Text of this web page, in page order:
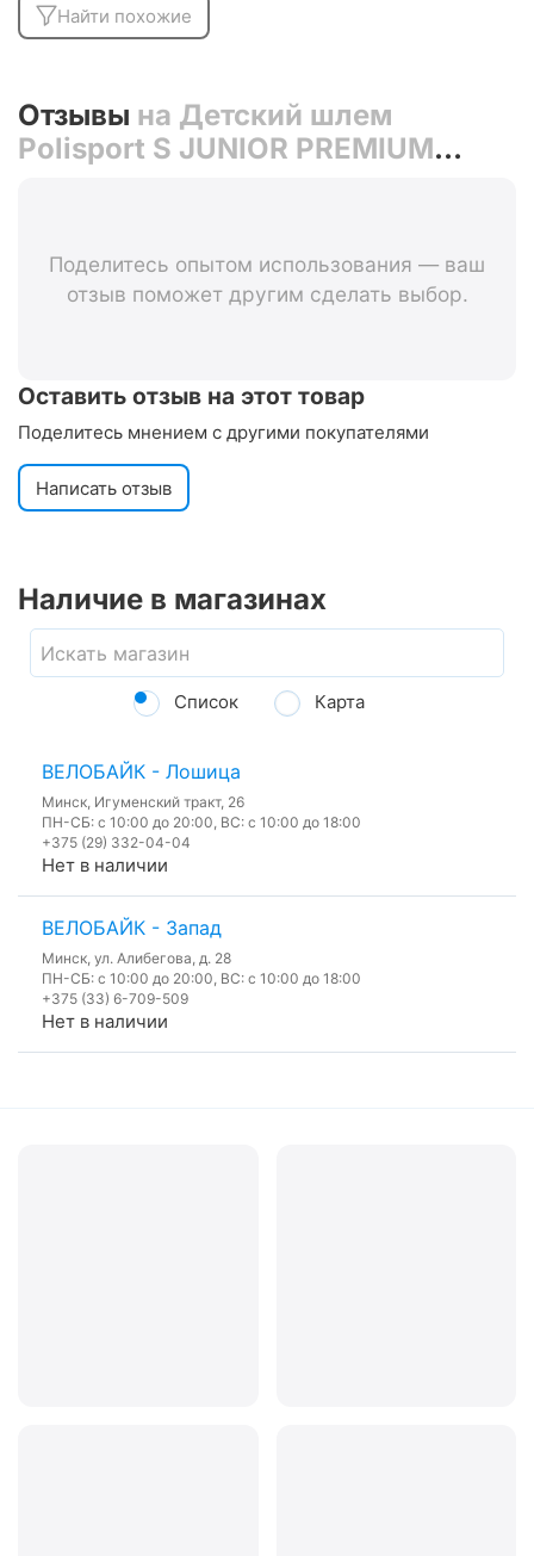
Найти похожие
Отзывы на Детский шлем
Polisport S JUNIOR PREMIUM
Поделитесь опытом использования — ваш
отзыв поможет другим сделать выбор.
Оставить отзыв на этот товар
Поделитесь мнением с другими покупателями
Написать отзыв
Наличие в магазинах
Список Карта
ВЕЛОБАЙК - Лошица
Минск, Игуменский тракт, 26
ПН-СБ: с 10:00 до 20:00, ВС: с 10:00 до 18:00
+375 (29) 332-04-04
Нет в наличии
ВЕЛОБАЙК - Запад
Минск, ул. Алибегова, д. 28
ПН-СБ: с 10:00 до 20:00, ВС: с 10:00 до 18:00
+375 (33) 6-709-509
Нет в наличии